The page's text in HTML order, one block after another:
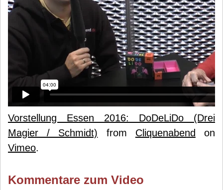
Vorstellung Essen 2016: DoDeLiDo (Drei
Magier / Schmidt) from Cliquenabend
on
Vimeo.
Kommentare zum Video